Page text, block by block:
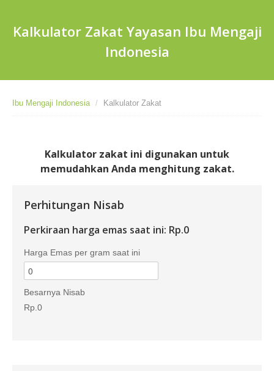
Kalkulator Zakat Yayasan Ibu Mengaji
Indonesia
Ibu Mengaji Indonesia / Kalkulator Zakat
Kalkulator zakat ini digunakan untuk
memudahkan Anda menghitung zakat.
Perhitungan Nisab
Perkiraan harga emas saat ini: Rp.0
Harga Emas per gram saat ini
Besarnya Nisab
Rp.0